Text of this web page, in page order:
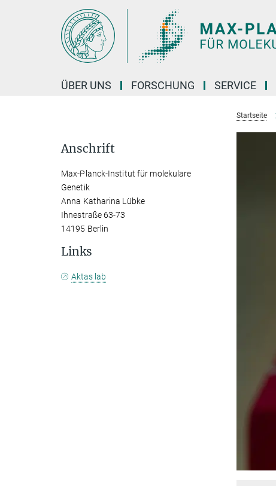
ÜBER UNS FORSCHUNG SERVICE
Startseite
Anschrift
Max-Planck-Institut für molekulare
Genetik
Anna Katharina Lübke
Ihnestraße 63-73
14195 Berlin
Links
Aktas lab